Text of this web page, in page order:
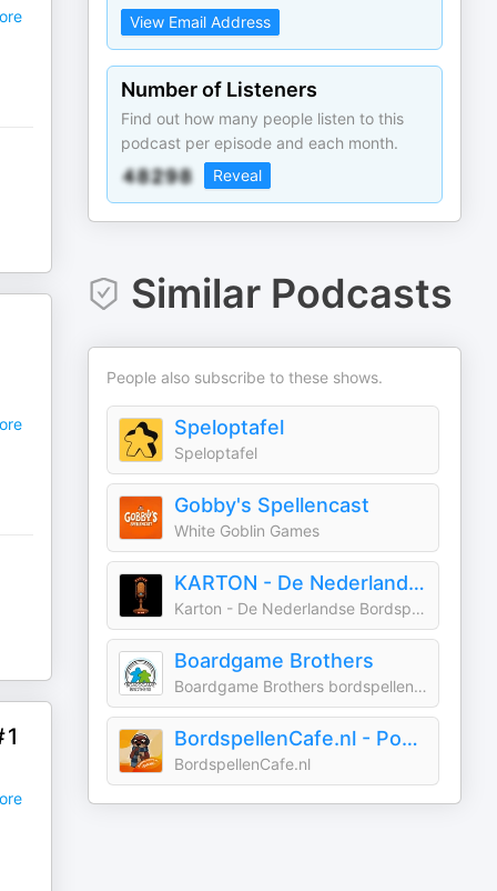
View Email Address
Number of Listeners
Find out how many people listen to this
podcast per episode and each month.
Reveal
Similar Podcasts
People also subscribe to these shows.
Speloptafel
Speloptafel
Gobby's Spellencast
White Goblin Games
KARTON - De Nederlandse Bordspellen Podcast
Karton - De Nederlandse Bordspellen Podcast
Boardgame Brothers
Boardgame Brothers bordspellen podcast
BordspellenCafe.nl - Podcast
BordspellenCafe.nl